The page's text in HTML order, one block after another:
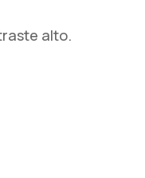
alto.